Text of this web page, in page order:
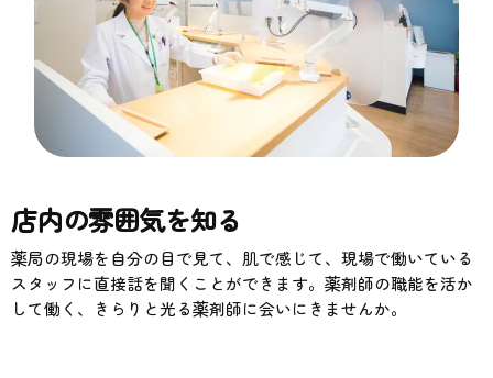
店内の雰囲気を知る
薬局の現場を自分の目で見て、肌で感じて、現場で働いている
スタッフに直接話を聞くことができます。薬剤師の職能を活か
して働く、きらりと光る薬剤師に会いにきませんか。